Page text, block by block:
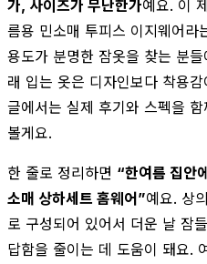
가, 사이즈가 무난한가예요. 이
름용 민소매 투피스 이지웨어
용도가 분명한 잠옷을 찾는 분
래 입는 옷은 디자인보다 착용
글에서는 실제 후기와 스펙을
볼게요.
한 줄로 정리하면 “한여름 집안
소매 상하세트 홈웨어”예요. 상
로 구성되어 있어서 더운 날 잠
답함을 줄이는 데 도움이 돼요.